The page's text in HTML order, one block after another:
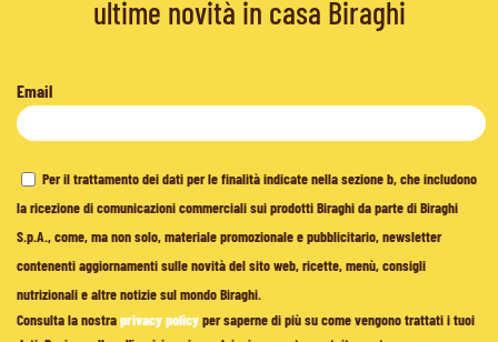
ultime novità in casa Biraghi
Email
Per il trattamento dei dati per le finalità indicate nella sezione b, che includono
la ricezione di comunicazioni commerciali sui prodotti Biraghi da parte di Biraghi
S.p.A., come, ma non solo, materiale promozionale e pubblicitario, newsletter
contenenti aggiornamenti sulle novità del sito web, ricette, menù, consigli
nutrizionali e altre notizie sul mondo Biraghi.
Consulta la nostraprivacy policyper saperne di più su come vengono trattati i tuoi